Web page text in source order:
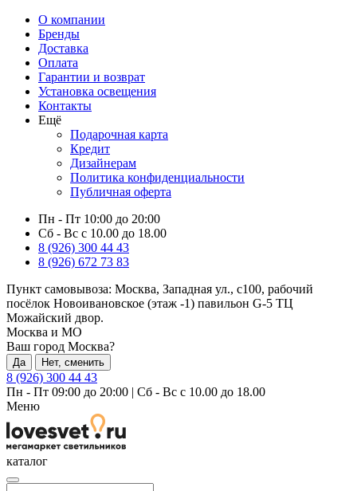
О компании
Бренды
Доставка
Оплата
Гарантии и возврат
Установка освещения
Контакты
Ещё
Подарочная карта
Кредит
Дизайнерам
Политика конфиденциальности
Публичная оферта
Пн - Пт 10:00 до 20:00
Сб - Вс с 10.00 до 18.00
8 (926) 300 44 43
8 (926) 672 73 83
Пункт самовывоза: Москва, Западная ул., с100, рабочий
посёлок Новоивановское (этаж -1) павильон G-5 ТЦ
Можайский двор.
Москва и МО
Ваш город Москва?
Да Нет, сменить
8 (926) 300 44 43
Пн - Пт 09:00 до 20:00 | Сб - Вс с 10.00 до 18.00
Меню
каталог